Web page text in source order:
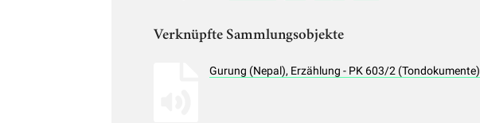
Verknüpfte Sammlungsobjekte
Gurung (Nepal), Erzählung - PK 603/2 (Tondokumente)